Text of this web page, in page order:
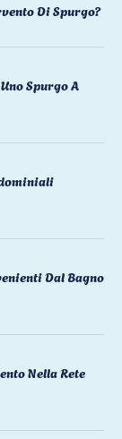
Di Spurgo?
Spurgo A
Dal Bagno
Nella Rete